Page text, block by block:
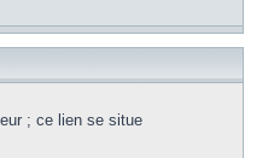
; ce lien se situe